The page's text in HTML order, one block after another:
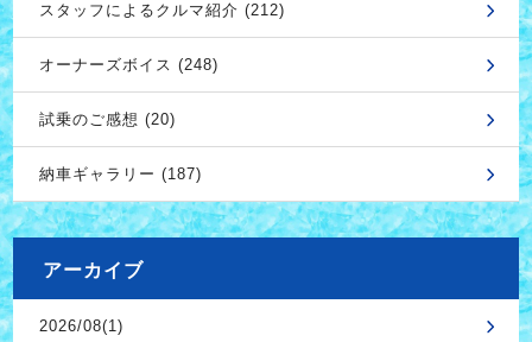
スタッフによるクルマ紹介 (212)
オーナーズボイス (248)
試乗のご感想 (20)
納車ギャラリー (187)
アーカイブ
2026/08(1)